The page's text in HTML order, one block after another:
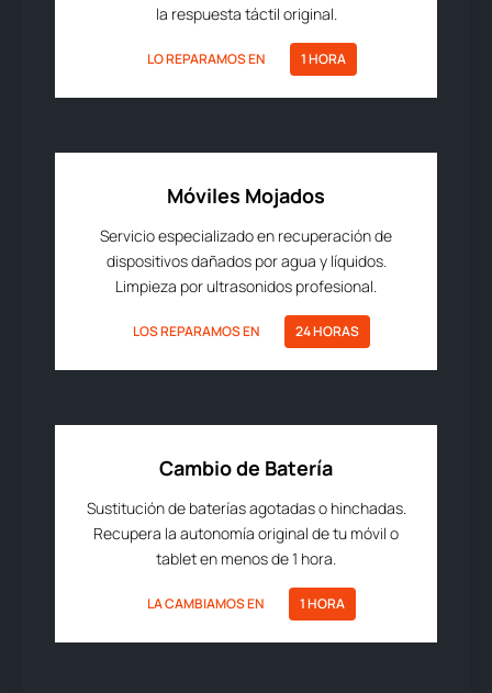
la respuesta táctil original.
LO REPARAMOS EN 1 HORA
Móviles Mojados
Servicio especializado en recuperación de
dispositivos dañados por agua y líquidos.
Limpieza por ultrasonidos profesional.
LOS REPARAMOS EN 24 HORAS
Cambio de Batería
Sustitución de baterías agotadas o hinchadas.
Recupera la autonomía original de tu móvil o
tablet en menos de 1 hora.
LA CAMBIAMOS EN 1 HORA